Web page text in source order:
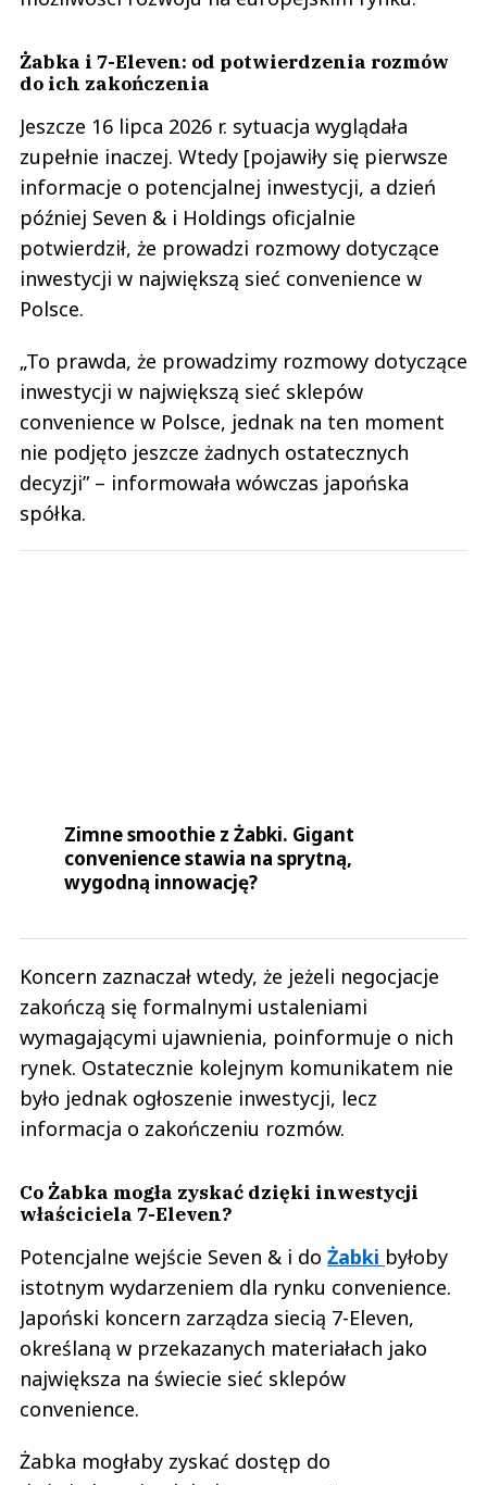
Żabka i 7-Eleven: od potwierdzenia rozmów
do ich zakończenia
Jeszcze 16 lipca 2026 r. sytuacja wyglądała
zupełnie inaczej. Wtedy [pojawiły się pierwsze
informacje o potencjalnej inwestycji, a dzień
później Seven & i Holdings oficjalnie
potwierdził, że prowadzi rozmowy dotyczące
inwestycji w największą sieć convenience w
Polsce.
„To prawda, że prowadzimy rozmowy dotyczące
inwestycji w największą sieć sklepów
convenience w Polsce, jednak na ten moment
nie podjęto jeszcze żadnych ostatecznych
decyzji” – informowała wówczas japońska
spółka.
convenience stawia na sprytną,
wygodną innowację?
Koncern zaznaczał wtedy, że jeżeli negocjacje
zakończą się formalnymi ustaleniami
wymagającymi ujawnienia, poinformuje o nich
rynek. Ostatecznie kolejnym komunikatem nie
było jednak ogłoszenie inwestycji, lecz
informacja o zakończeniu rozmów.
Potencjalne wejście Seven & i do
istotnym wydarzeniem dla rynku convenience.
Japoński koncern zarządza siecią 7-Eleven,
określaną w przekazanych materiałach jako
największa na świecie sieć sklepów
convenience.
Żabka mogłaby zyskać dostęp do
doświadczenia globalnego operatora